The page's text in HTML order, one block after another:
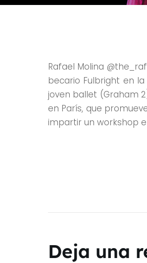
Rafael Molina
becario Fulbright en
joven ballet (Graham
en París, que
impartir un workshop
Deja una